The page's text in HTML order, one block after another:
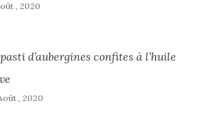
, 2020
d’aubergines confites à l’huile
, 2020